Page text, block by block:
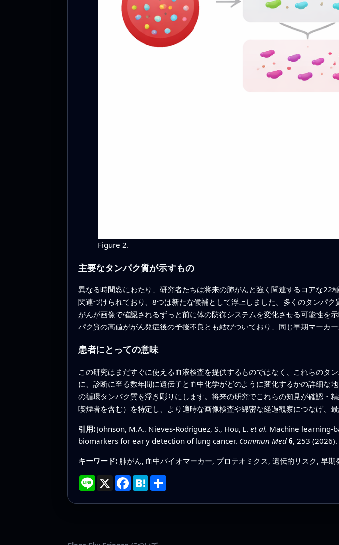
Figure 2.
主要なタンパク質が示すもの
異なる時間窓にわたり、研究者たちは将来の肺がんと強く関連するコアな
関連づけられており、8つは新たな候補として浮上しました。多くのタンパ
がんが画像で確認されるずっと前に体の防御システムを変化させる可能性を
パク質の高値ががん発症後の予後不良とも結びついており、同じ早期マーカ
患者にとっての意味
この研究はまだすぐに使える血液検査を提供するものではなく、これらのタ
に、診断に至る数年間に遺伝子と血中化学がどのように変化するかの詳細な
の循環タンパク質を浮き彫りにします。将来の研究でこれらの知見が確認・
喫煙者を含む）を特定し、より適時な画像検査や綿密な経過観察につなげ、
引用: Johnson, M.A., Nieves-Rodriguez, S., Hou, L. et al. Machine learning-
biomarkers for early detection of lung cancer. Commun Med 6, 253 (2026).
キーワード: 肺がん, 血中バイオマーカー, プロテオミクス, 遺伝的リスク, 早期
Line X Facebook
Hatena
共
有